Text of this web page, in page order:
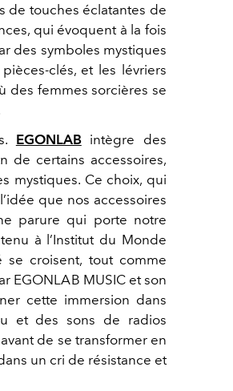
de touches éclatantes de
qui évoquent à la fois
des symboles mystiques
clés, et les lévriers
des femmes sorcières se
EGONLABintègre des
de certains accessoires,
mystiques. Ce choix, qui
que nos accessoires
parure qui porte notre
à l’Institut du Monde
croisent, tout comme
EGONLAB MUSIC et son
cette immersion dans
et des sons de radios
de se transformer en
un cri de résistance et